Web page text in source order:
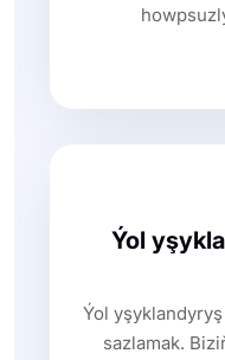
Ýol
Ýol
sazlamak.